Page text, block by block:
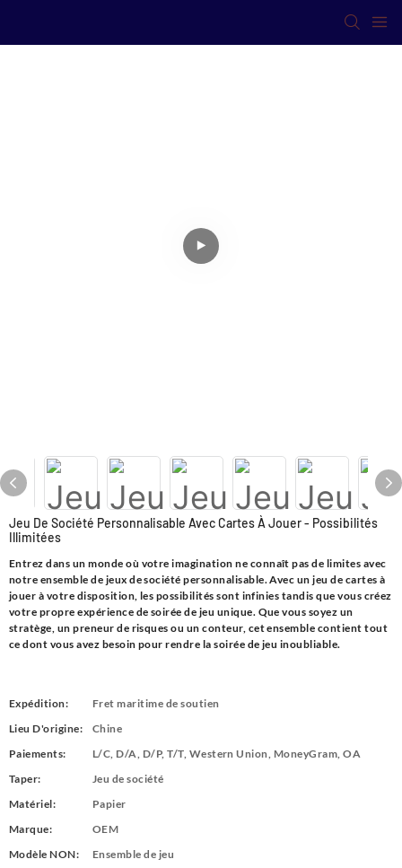
Jeu De Société Personnalisable Avec Cartes À Jouer - Possibilités
Illimitées
Entrez dans un monde où votre imagination ne connaît pas de limites avec
notre ensemble de jeux de société personnalisable. Avec un jeu de cartes à
jouer à votre disposition, les possibilités sont infinies tandis que vous créez
votre propre expérience de soirée de jeu unique. Que vous soyez un
stratège, un preneur de risques ou un conteur, cet ensemble contient tout
ce dont vous avez besoin pour rendre la soirée de jeu inoubliable.
Expédition:
Fret maritime de soutien
Lieu D'origine:
Chine
Paiements:
L/C, D/A, D/P, T/T, Western Union, MoneyGram, OA
Taper:
Jeu de société
Matériel:
Papier
Marque:
OEM
Modèle NON:
Ensemble de jeu